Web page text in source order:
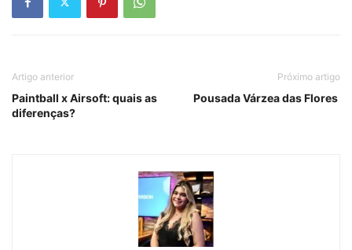
Artigo anterior
Paintball x Airsoft: quais as
diferenças?
Próximo artigo
Pousada Várzea das Flores